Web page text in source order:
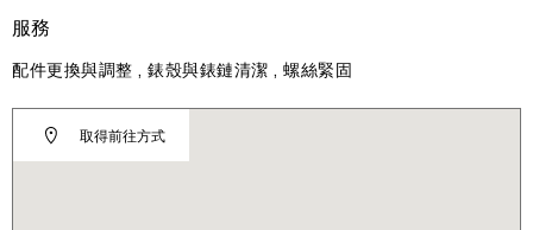
取得前往方式
服務
配件更換與調整 , 錶殼與錶鏈清潔 , 螺絲緊固